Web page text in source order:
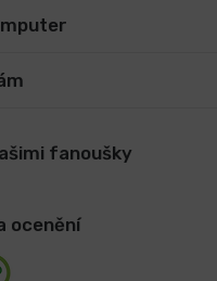
fanoušky
ocenění